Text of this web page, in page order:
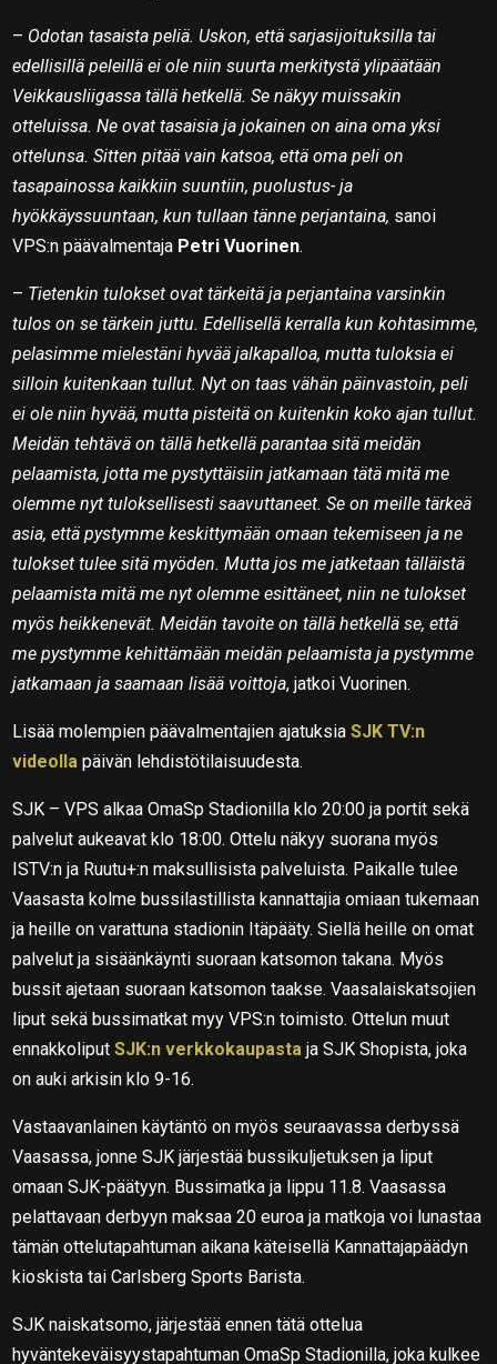
– Odotan tasaista peliä. Uskon, että sarjasijoituksilla tai
edellisillä peleillä ei ole niin suurta merkitystä ylipäätään
Veikkausliigassa tällä hetkellä. Se näkyy muissakin
otteluissa. Ne ovat tasaisia ja jokainen on aina oma yksi
ottelunsa. Sitten pitää vain katsoa, että oma peli on
tasapainossa kaikkiin suuntiin, puolustus- ja
hyökkäyssuuntaan, kun tullaan tänne perjantaina, sanoi
VPS:n päävalmentaja Petri Vuorinen.
– Tietenkin tulokset ovat tärkeitä ja perjantaina varsinkin
tulos on se tärkein juttu. Edellisellä kerralla kun kohtasimme,
pelasimme mielestäni hyvää jalkapalloa, mutta tuloksia ei
silloin kuitenkaan tullut. Nyt on taas vähän päinvastoin, peli
ei ole niin hyvää, mutta pisteitä on kuitenkin koko ajan tullut.
Meidän tehtävä on tällä hetkellä parantaa sitä meidän
pelaamista, jotta me pystyttäisiin jatkamaan tätä mitä me
olemme nyt tuloksellisesti saavuttaneet. Se on meille tärkeä
asia, että pystymme keskittymään omaan tekemiseen ja ne
tulokset tulee sitä myöden. Mutta jos me jatketaan tälläistä
pelaamista mitä me nyt olemme esittäneet, niin ne tulokset
myös heikkenevät. Meidän tavoite on tällä hetkellä se, että
me pystymme kehittämään meidän pelaamista ja pystymme
jatkamaan ja saamaan lisää voittoja, jatkoi Vuorinen.
Lisää molempien päävalmentajien ajatuksiaSJK TV:n
videolla päivän lehdistötilaisuudesta.
SJK – VPS alkaa OmaSp Stadionilla klo 20:00 ja portit sekä
palvelut aukeavat klo 18:00. Ottelu näkyy suorana myös
ISTV:n ja Ruutu+:n maksullisista palveluista. Paikalle tulee
Vaasasta kolme bussilastillista kannattajia omiaan tukemaan
ja heille on varattuna stadionin Itäpääty. Siellä heille on omat
palvelut ja sisäänkäynti suoraan katsomon takana. Myös
bussit ajetaan suoraan katsomon taakse. Vaasalaiskatsojien
liput sekä bussimatkat myy VPS:n toimisto. Ottelun muut
ennakkoliputSJK:n verkkokaupasta ja SJK Shopista, joka
on auki arkisin klo 9-16.
Vastaavanlainen käytäntö on myös seuraavassa derbyssä
Vaasassa, jonne SJK järjestää bussikuljetuksen ja liput
omaan SJK-päätyyn. Bussimatka ja lippu 11.8. Vaasassa
pelattavaan derbyyn maksaa 20 euroa ja matkoja voi lunastaa
tämän ottelutapahtuman aikana käteisellä Kannattajapäädyn
kioskista tai Carlsberg Sports Barista.
SJK naiskatsomo, järjestää ennen tätä ottelua
hyväntekeväisyystapahtuman OmaSp Stadionilla, joka kulkee